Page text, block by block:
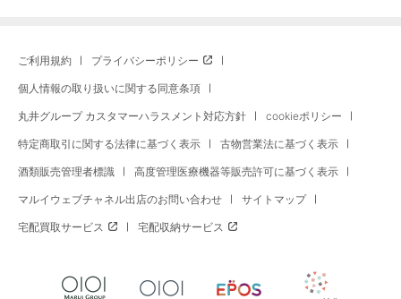
ご利用規約 プライバシーポリシー
個人情報の取り扱いに関する同意条項
丸井グループ カスタマーハラスメント対応方針 cookieポリシー
特定商取引に関する法律に基づく表示 古物営業法に基づく表示
酒類販売管理者標識 高度管理医療機器等販売許可に基づく表示
マルイウェブチャネル出店のお問い合わせ サイトマップ
宅配買取サービス 宅配収納サービス